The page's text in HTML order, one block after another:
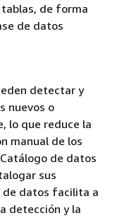
de forma
de datos
detectar y
nuevos o
lo que reduce la
manual de los
de datos
sus
de datos facilita a
detección y la